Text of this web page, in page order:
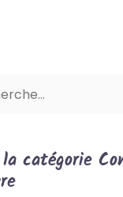
catégorie